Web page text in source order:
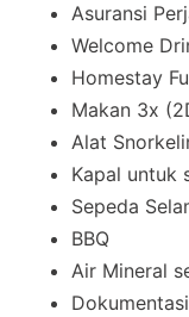
Asuransi
Welcome
Homestay
Makan 3x
Alat
Kapal untuk
Sepeda
BBQ
Air Mineral